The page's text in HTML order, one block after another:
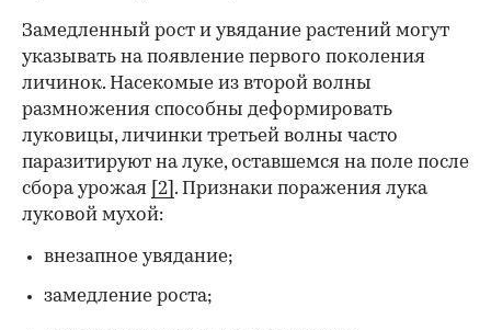
Замедленный рост и увядание растений могут
указывать на появление первого поколения
личинок. Насекомые из второй волны
размножения способны деформировать
луковицы, личинки третьей волны часто
паразитируют на луке, оставшемся на поле после
сбора урожая [2] . Признаки поражения лука
луковой мухой:
внезапное увядание;
замедление роста;